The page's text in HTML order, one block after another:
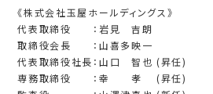
《株式会社玉屋ホールディングス》
代表取締役 ：岩見 吉朗
取締役会長 ：山喜多映一
代表取締役社長：山口 智也 (昇任)
専務取締役 ：幸 孝 (昇任)